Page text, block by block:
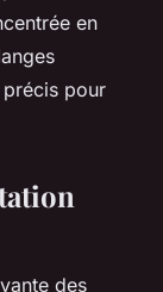
en
précis pour